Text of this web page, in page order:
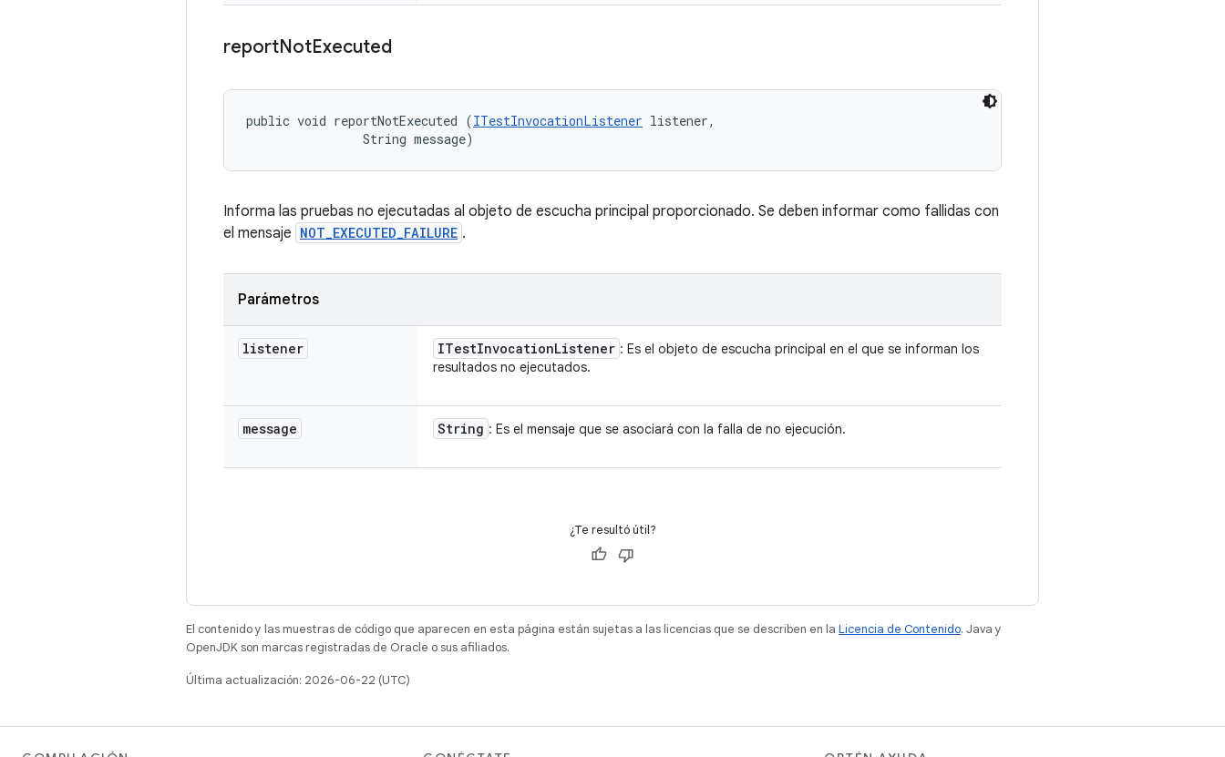
reportNotExecuted
public void reportNotExecuted (ITestInvocationListener listener,
                String message)
Informa las pruebas no ejecutadas al objeto de escucha principal proporcionado. Se deben informar como fallidas con
el mensaje NOT_EXECUTED_FAILURE .
Parámetros
listener ITestInvocationListener : Es el objeto de escucha principal en el que se informan los
resultados no ejecutados.
message String : Es el mensaje que se asociará con la falla de no ejecución.
¿Te resultó útil?
El contenido y las muestras de código que aparecen en esta página están sujetas a las licencias que se describen en la Licencia de Contenido. Java y
OpenJDK son marcas registradas de Oracle o sus afiliados.
Última actualización: 2026-06-22 (UTC)